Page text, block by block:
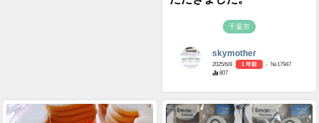
千葉市
skymother
2025/6/8 1 年前
- №17947
807